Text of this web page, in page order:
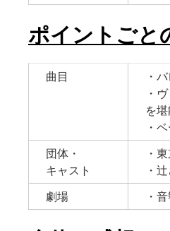
ポイントごと
曲目
・
・
を堪
・
団体・
キャスト
・
・
劇場
・